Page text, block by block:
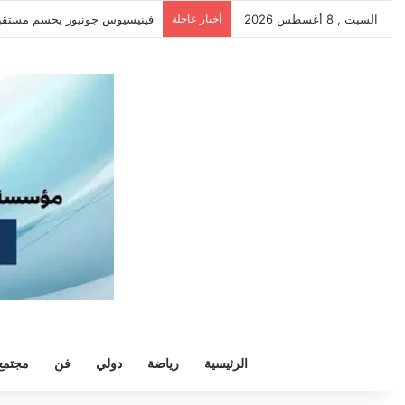
السبت , 8 أغسطس 2026 أخبار عاجلة سيلتيك يكثف مفاوضاته
الرئيسية رياضة دولي فن